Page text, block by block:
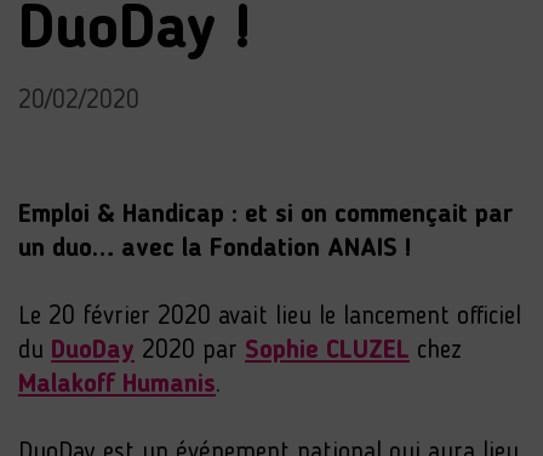
DuoDay !
20/02/2020
Emploi & Handicap : et si on commençait par
un duo… avec la Fondation ANAIS !
Le 20 février 2020 avait lieu le lancement officiel
du DuoDay 2020 par Sophie CLUZEL chez
Malakoff Humanis.